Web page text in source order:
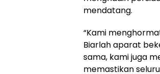
mendatang.
“Kami
Biarlah aparat
sama, kami juga
memastikan